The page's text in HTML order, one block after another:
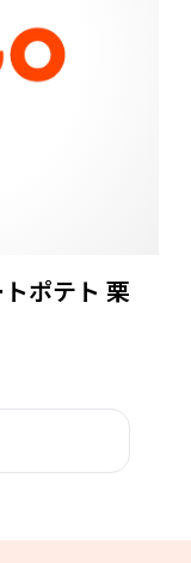
ポテト 栗